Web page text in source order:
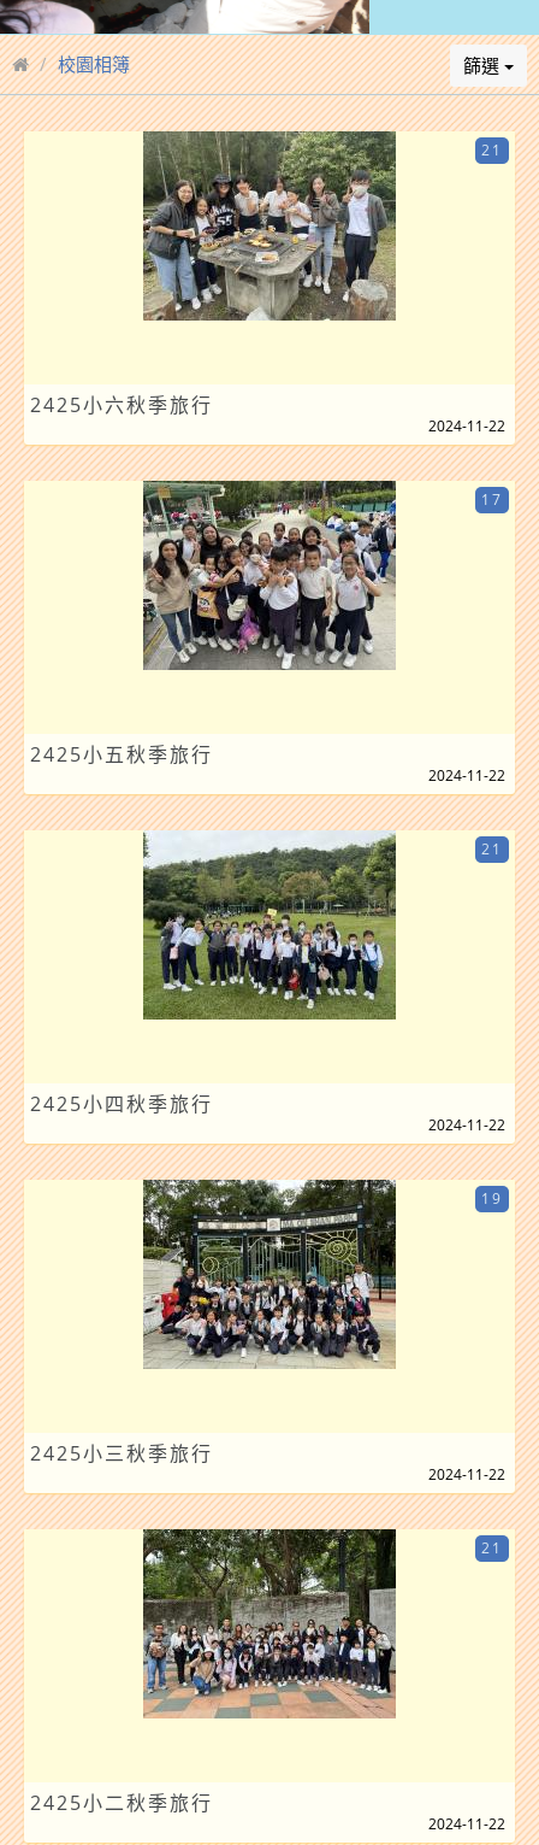
校園相簿 篩選
2425小六秋季旅行
21
2024-11-22
2425小五秋季旅行
17
2024-11-22
2425小四秋季旅行
21
2024-11-22
2425小三秋季旅行
19
2024-11-22
2425小二秋季旅行
21
2024-11-22